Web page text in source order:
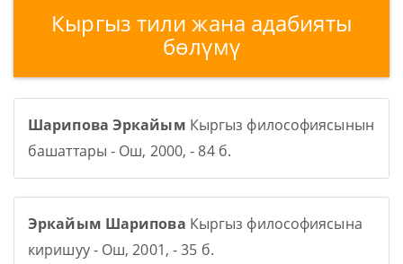
Кыргыз тили жана адабияты
бөлүмү
Шарипова Эркайым Кыргыз философиясынын
башаттары - Ош, 2000, - 84 б.
Эркайым Шарипова Кыргыз философиясына
киришуу - Ош, 2001, - 35 б.